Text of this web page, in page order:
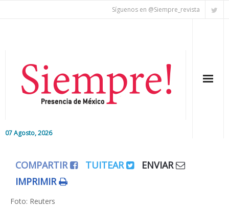
Síguenos en @Siempre_revista
07 Agosto, 2026
Editorial
Nacional
COMPARTIR TUITEAR
ENVIAR
IMPRIMIR
Foto: Reuters